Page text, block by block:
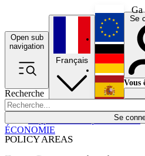
Ga
Open sub
navigation
Recherche
Se
POLICY AREAS
Économie
Français
Se
Vous
ÉCONOMIE